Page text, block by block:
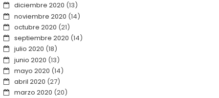
diciembre 2020 (13)
noviembre 2020 (14)
octubre 2020 (21)
septiembre 2020 (14)
julio 2020 (18)
junio 2020 (13)
mayo 2020 (14)
abril 2020 (27)
marzo 2020 (20)